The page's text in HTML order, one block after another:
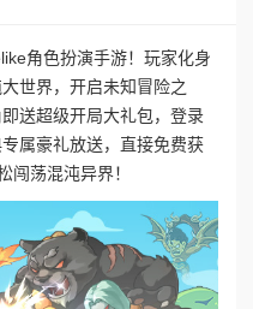
角色扮演手游！玩家化身
世界，开启未知冒险之
送超级开局大礼包，登录
属豪礼放送，直接免费获
闯荡混沌异界！